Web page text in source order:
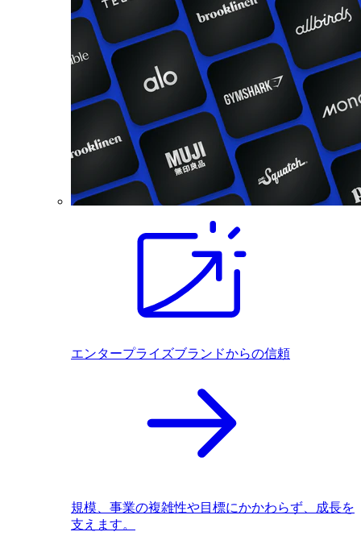
エンタープライズブランドからの信頼
規模、事業の複雑性や目標にかかわらず、成長を
支えます。